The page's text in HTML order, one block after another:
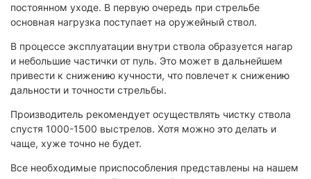
постоянном уходе. В первую очередь при стрельбе
основная нагрузка поступает на оружейный ствол.
В процессе эксплуатации внутри ствола образуется нагар
и небольшие частички от пуль. Это может в дальнейшем
привести к снижению кучности, что повлечет к снижению
дальности и точности стрельбы.
Производитель рекомендует осуществлять чистку ствола
спустя 1000-1500 выстрелов. Хотя можно это делать и
чаще, хуже точно не будет.
Все необходимые приспособления представлены на нашем